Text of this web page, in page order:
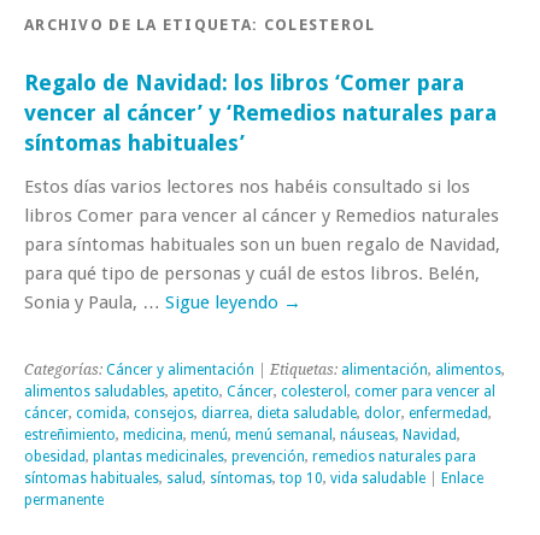
ARCHIVO DE LA ETIQUETA: COLESTEROL
Regalo de Navidad: los libros ‘Comer para
vencer al cáncer’ y ‘Remedios naturales para
síntomas habituales’
Estos días varios lectores nos habéis consultado si los
libros Comer para vencer al cáncer y Remedios naturales
para síntomas habituales son un buen regalo de Navidad,
para qué tipo de personas y cuál de estos libros. Belén,
Sonia y Paula, … Sigue leyendo →
Categorías: Cáncer y alimentación | Etiquetas: alimentación, alimentos,
alimentos saludables, apetito, Cáncer, colesterol , comer para vencer al
cáncer, comida, consejos, diarrea, dieta saludable, dolor, enfermedad,
estreñimiento, medicina, menú, menú semanal , náuseas, Navidad,
obesidad, plantas medicinales, prevención, remedios naturales para
síntomas habituales, salud, síntomas, top 10, vida saludable
Enlace
permanente